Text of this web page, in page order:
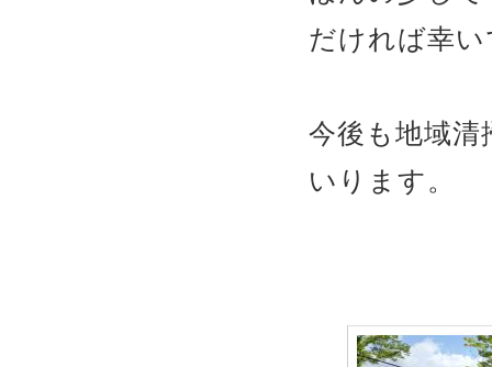
だければ幸
今後も地域清
いります。